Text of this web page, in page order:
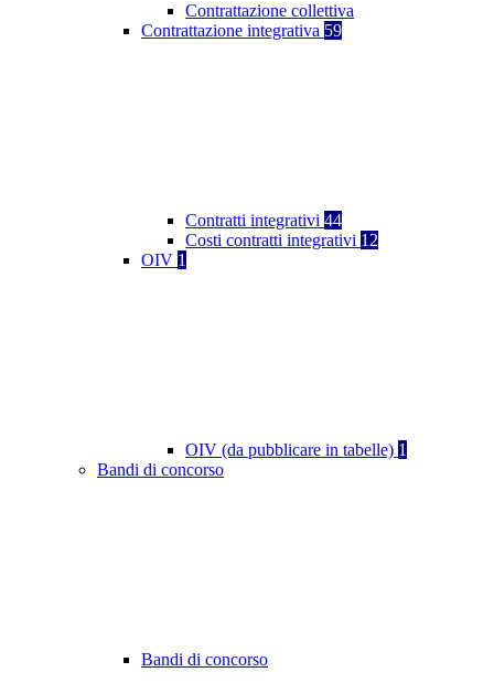
Contrattazione collettiva
Contrattazione integrativa 59
Contratti integrativi 44
Costi contratti integrativi 12
OIV 1
OIV (da pubblicare in tabelle) 1
Bandi di concorso
Bandi di concorso